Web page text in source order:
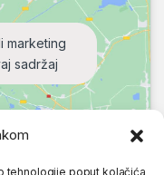
tehnologije poput kolačića
marketing
sadržaj